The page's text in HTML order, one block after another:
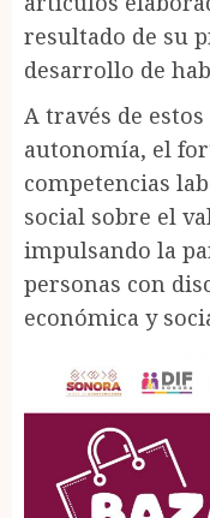
resultado de su
desarrollo de
A través de
autonomía, el
competencias
social sobre el
impulsando la
personas con
económica y